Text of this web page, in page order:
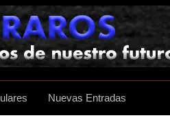
Nuevas Entradas